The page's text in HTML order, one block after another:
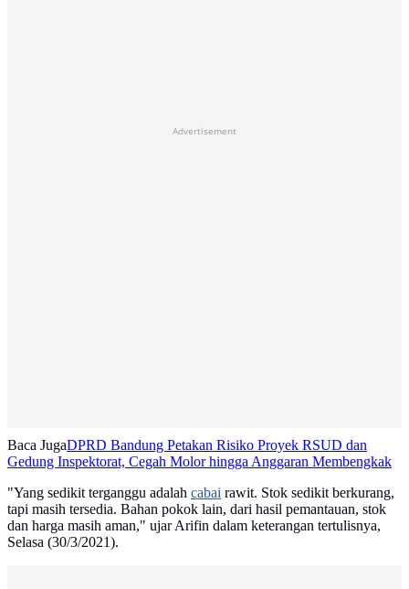
Advertisement
Baca JugaDPRD Bandung Petakan Risiko Proyek RSUD dan
Gedung Inspektorat, Cegah Molor hingga Anggaran Membengkak
"Yang sedikit terganggu adalah cabai rawit. Stok sedikit berkurang,
tapi masih tersedia. Bahan pokok lain, dari hasil pemantauan, stok
dan harga masih aman," ujar Arifin dalam keterangan tertulisnya,
Selasa (30/3/2021).